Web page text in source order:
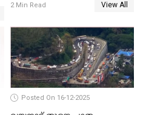
ജനുവരി 2 ന് തുടക്കമാകും
2 Min Read View All
Posted On 16-12-2025